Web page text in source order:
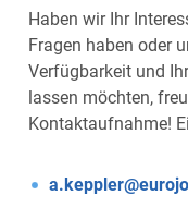
Haben wir Ihr
Fragen haben oder
Verfügbarkeit und
lassen möchten,
Kontaktaufnahme!